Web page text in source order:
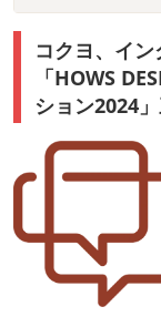
物|Brillia」
きょうだい
「きょうだい
って思うこ
（土）開催
コクヨ、イ
「HOWS
ション2024